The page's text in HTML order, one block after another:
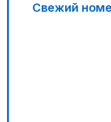
03:00
Свежий